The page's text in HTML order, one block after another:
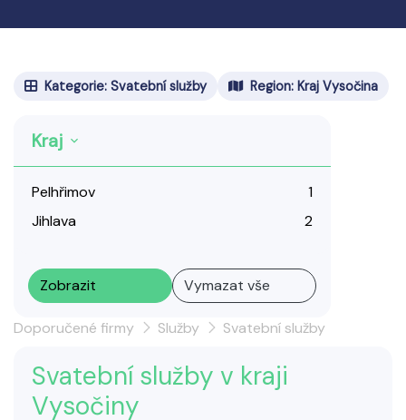
Kategorie: Svatební služby Region: Kraj Vysočina
Kraj
Pelhřimov
1
Jihlava
2
Zobrazit Vymazat vše
Doporučené firmy Služby Svatební služby
Svatební služby v kraji
Vysočiny